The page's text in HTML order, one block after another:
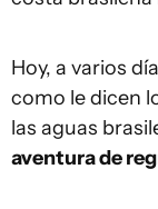
Hoy, a varios
como le dicen
las aguas
aventura de